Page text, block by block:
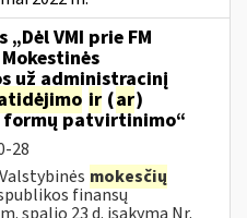
VMI prie FM
už administracinį
ir (ar)
formų patvirtinimo“
28
mokesčių
finansų
spalio 23 d. įsakymą Nr.